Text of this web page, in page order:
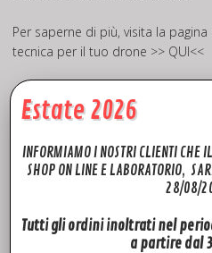
Per saperne di più, visita la pagina
tecnica per il tuo drone >> QUI<<
Rivendita Ricambi DJI
Estate 2026
INFORMIAMO I NOSTRI CLIENTI CHE
SHOP ON LINE E LABORATORIO,
28/08/
Tutti gli ordini inoltrati nel
a partire dal